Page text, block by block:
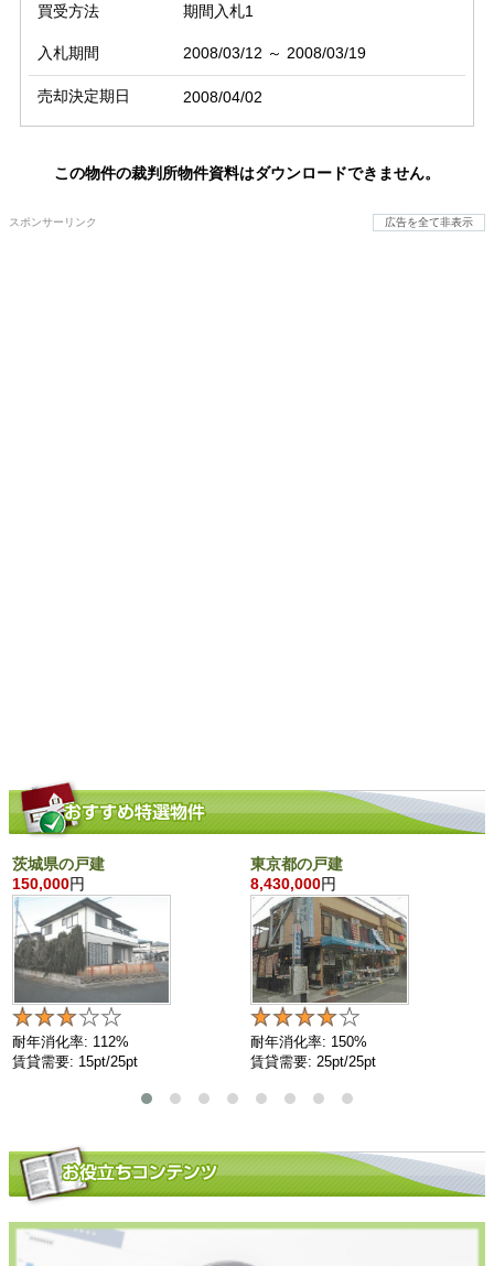
買受方法 期間入札1
入札期間 2008/03/12 ～ 2008/03/19
売却決定期日 2008/04/02
この物件の裁判所物件資料はダウンロードできません。
スポンサーリンク 広告を全て非表示
茨城県の戸建
150,000円
耐年消化率: 112%
賃貸需要: 15pt/25pt
東京都の戸建
8,430,000円
耐年消化率: 150%
賃貸需要: 25pt/25pt